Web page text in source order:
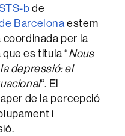
bde
Barcelonaestem
coordinada per la
es titula “Nous
depressió: el
“. El
de la percepció
i